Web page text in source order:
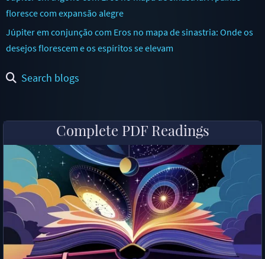
floresce com expansão alegre
Júpiter em conjunção com Eros no mapa de sinastria: Onde os
desejos florescem e os espíritos se elevam
Search blogs
Complete PDF Readings